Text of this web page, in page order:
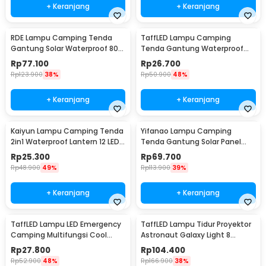
+ Keranjang + Keranjang
RDE Lampu Camping Tenda
Gantung Solar Waterproof 800
Lumens 2400mAh - HS-V65
Rp77.100
Rp123.900 38%
+ Keranjang
TaffLED Lampu Camping
Tenda Gantung Waterproof
150 Lumens 800mAh - 511
Rp26.700
Rp50.900 48%
+ Keranjang
Kaiyun Lampu Camping Tenda
2in1 Waterproof Lantern 12 LED -
9789
Rp25.300
Rp48.900 49%
+ Keranjang
Yifanao Lampu Camping
Tenda Gantung Solar Panel
Waterproof IPX6 280W - G13
Rp69.700
Rp113.900 39%
+ Keranjang
TaffLED Lampu LED Emergency
Camping Multifungsi Cool
White 10W 1200mAh - LB171
Rp27.800
Rp52.900 48%
TaffLED Lampu Tidur Proyektor
Astronaut Galaxy Light 8
Colors 5W 240V - HD481
Rp104.400
Rp166.900 38%